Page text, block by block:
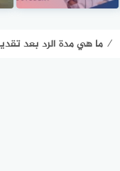
⁄ ما هي مدة الرد بعد تقديم